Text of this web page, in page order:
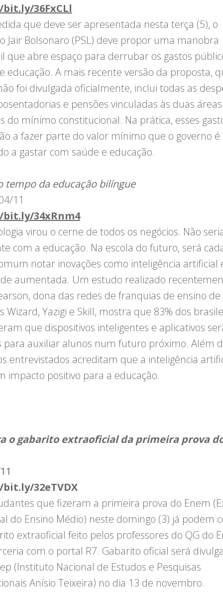
36FxCLl
que deve ser apresentada nesta terça (5), o
Jair Bolsonaro (PSL) deve propor uma manobra
que abre espaço para derrubar os gastos
educação. A mais recente versão da proposta,
foi divulgada oficialmente, inclui todas as
e pensões vinculadas às duas
do mínimo constitucional. Na prática, esses
a fazer parte do valor mínimo que o governo é
a gastar com saúde e educação.
tempo da educação bilíngue
11
34xRnm4
virou o cerne de todos os negócios. Não
com a educação. Na escola do futuro, será
notar inovações como inteligência artificial
aumentada. Um estudo realizado
dona das redes de franquias de ensino de
Wizard, Yazigi e Skill, mostra que 83% dos
que dispositivos inteligentes e aplicativos
para auxiliar alunos num futuro próximo. Além
entrevistados acreditam que a inteligência
impacto positivo para a educação.
o gabarito extraoficial da primeira prova
32eTVDX
que fizeram a primeira prova do Enem
do Ensino Médio) neste domingo (3) já podem
extraoficial feito pelos professores do QG do
com o portal R7. Gabarito oficial será
(Instituto Nacional de Estudos e Pesquisas
Anísio Teixeira) no dia 13 de novembro.